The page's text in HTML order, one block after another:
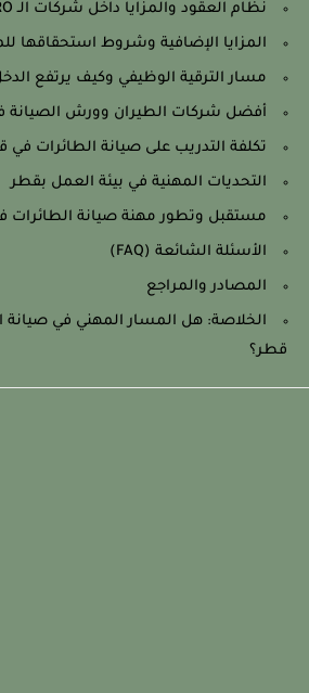
نظام العقود والمزايا داخل شركات الـ MRO
المزايا الإضافية وشروط استحقاقها
مسار الترقية الوظيفي وكيف يرتفع الدخل
أفضل شركات الطيران وورش الصيانة
تكلفة التدريب على صيانة الطائرات في
التحديات المهنية في بيئة العمل بقطر
مستقبل وتطور مهنة صيانة الطائرات في
الأسئلة الشائعة (FAQ)
المصادر والمراجع
الخلاصة: هل المسار المهني في صيانة
قطر؟